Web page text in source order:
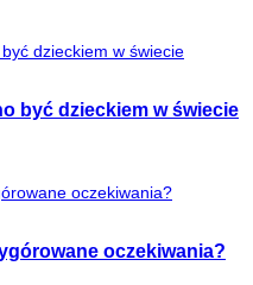
być dzieckiem w świecie
oczekiwania?